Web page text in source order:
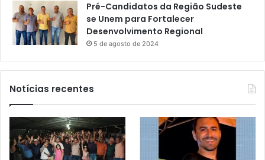
Pré-Candidatos da Região Sudeste
se Unem para Fortalecer
Desenvolvimento Regional
5 de agosto de 2024
Notícias recentes